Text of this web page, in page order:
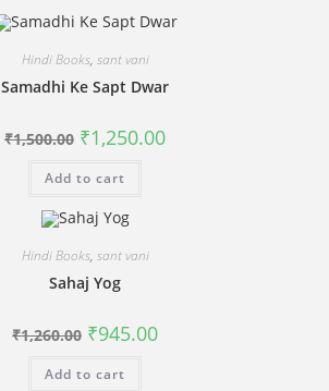
Hindi Books, sant vani
Samadhi Ke Sapt Dwar
₹1,500.00 Original
price
₹1,500.00.
₹1,250.00Current
Add to cart
Hindi Books, sant vani
Sahaj Yog
₹1,260.00 Original
price
₹1,260.00.
₹945.00Current
Add to cart